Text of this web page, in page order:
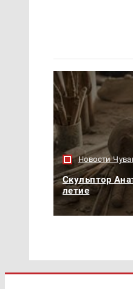
Новости
Скульптор
летие